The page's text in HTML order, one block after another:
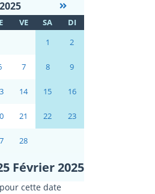
VE SA
DI
1 2
7 8 9
14 15 16
21 22 23
28
Février 2025
cette date